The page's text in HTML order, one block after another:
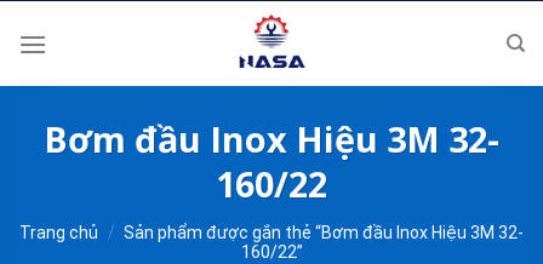
Bơm đầu Inox Hiệu 3M 32-
160/22
Trang chủ / Sản phẩm được gắn thẻ “Bơm đầu Inox Hiệu 3M 32-
160/22”